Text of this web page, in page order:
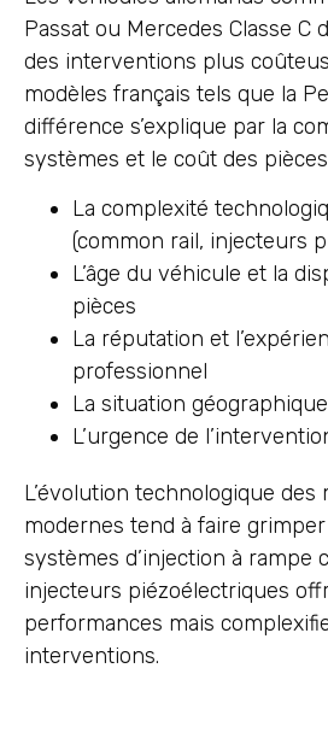
Passat ou Mercedes Classe C
des interventions plus
modèles français tels que la
différence s’explique par la
systèmes et le coût des
La complexité
(common rail, injecteurs
L’âge du véhicule et la
pièces
La réputation et
professionnel
La situation
L’urgence de
L’évolution technologique des
modernes tend à faire
systèmes d’injection à rampe
injecteurs piézoélectriques
performances mais
interventions.